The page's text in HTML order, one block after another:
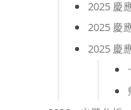
2025 慶
2025 慶
2025 慶